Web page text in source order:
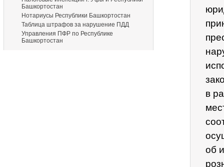
Башкортостан
Нотариусы Республики Башкортостан
Таблица штрафов за нарушение ПДД
Управления ПФР по Республике
Башкортостан
в
об